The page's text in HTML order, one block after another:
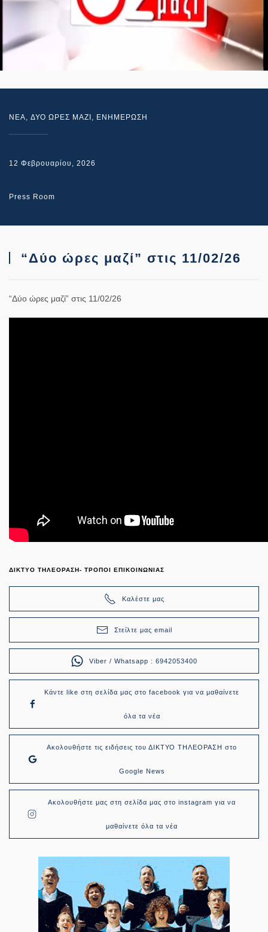
NEA, ΔΥΟ ΩΡΕΣ ΜΑΖΙ , ΕΝΗΜΕΡΩΣΗ
12 Φεβρουαρίου, 2026
Press Room
“Δύο ώρες μαζί” στις 11/02/26
“Δύο ώρες μαζί” στις 11/02/26
ΔΙΚΤΥΟ ΤΗΛΕΟΡΑΣΗ- ΤΡΟΠΟΙ ΕΠΙΚΟΙΝΩΝΙΑΣ
Καλέστε μας
Στείλτε μας email
Viber / Whatsapp : 6942053400
Κάντε like στη σελίδα μας στο facebook για να μαθαίνετε
όλα τα νέα
Ακολουθήστε τις ειδήσεις του ΔΙΚΤΥΟ ΤΗΛΕΟΡΑΣΗ στο
Google News
Ακολουθήστε μας στη σελίδα μας στο instagram για να
μαθαίνετε όλα τα νέα